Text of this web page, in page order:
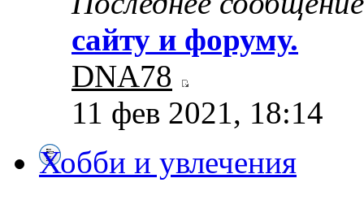
сайту и форуму.
DNA78
11 фев 2021, 18:14
Хобби и увлечения